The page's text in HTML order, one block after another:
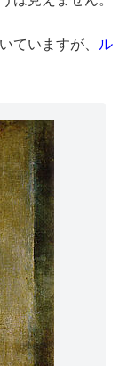
ていますが、 ル